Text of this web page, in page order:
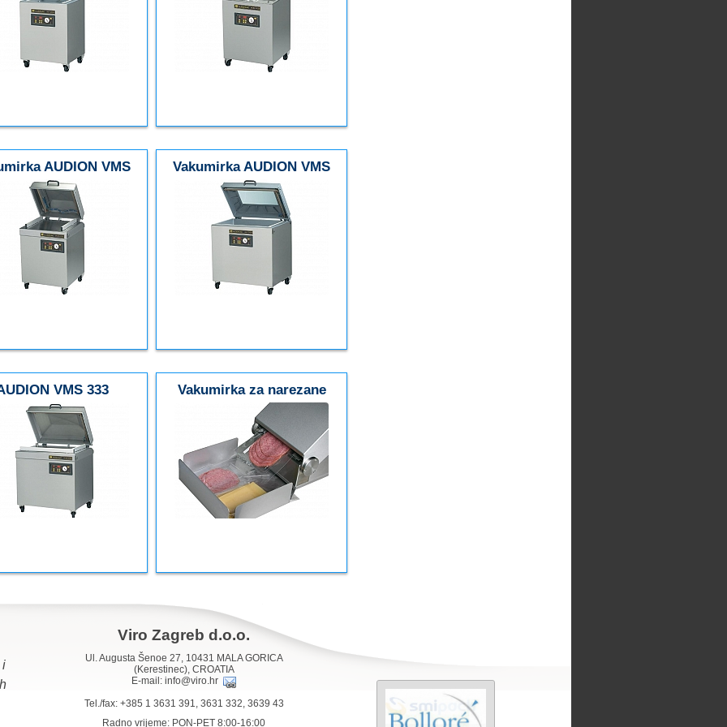
AUDION VMS
233
Vakumirka AUDION VMS
303
VMS 333
Vakumirka za narezane
prehrambene proizvode
i
Viro Zagreb d.o.o.
Ul. Augusta Šenoe 27, 10431 MALA GORICA
(Kerestinec), CROATIA
E-mail: info@viro.hr
Tel./fax: +385 1 3631 391, 3631 332, 3639 43
Radno vrijeme: PON-PET 8:00-16:00